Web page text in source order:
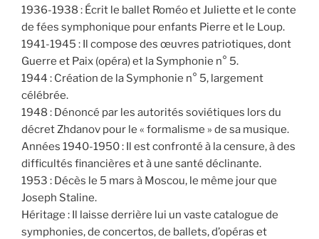
1936-1938 : Écrit le ballet Roméo et Juliette et le conte
de fées symphonique pour enfants Pierre et le Loup.
1941-1945 : Il compose des œuvres patriotiques, dont
Guerre et Paix (opéra) et la Symphonie n° 5.
1944 : Création de la Symphonie n° 5, largement
célébrée.
1948 : Dénoncé par les autorités soviétiques lors du
décret Zhdanov pour le « formalisme » de sa musique.
Années 1940-1950 : Il est confronté à la censure, à des
difficultés financières et à une santé déclinante.
1953 : Décès le 5 mars à Moscou, le même jour que
Joseph Staline.
Héritage : Il laisse derrière lui un vaste catalogue de
symphonies, de concertos, de ballets, d’opéras et